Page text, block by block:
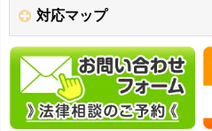
対応マップ